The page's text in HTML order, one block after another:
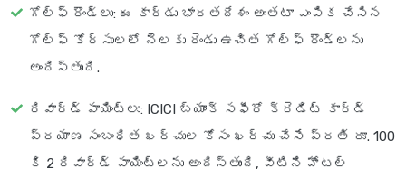
గోల్ఫ్ రౌండ్లు: ఈ కార్డు భారతదేశం అంతటా ఎంపిక చేసిన
గోల్ఫ్ కోర్సులలో నెలకు రెండు ఉచిత గోల్ఫ్ రౌండ్లను
అందిస్తుంది.
రివార్డ్ పాయింట్లు: ICICI బ్యాంక్ సఫీరో క్రెడిట్ కార్డ్
ప్రయాణ సంబంధిత ఖర్చుల కోసం ఖర్చు చేసే ప్రతి రూ. 100
కి 2 రివార్డ్ పాయింట్లను అందిస్తుంది, వీటిని హోటల్